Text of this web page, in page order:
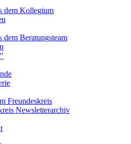
dem Kollegium
dem Beratungsteam
Freundeskreis
Newsletterarchiv